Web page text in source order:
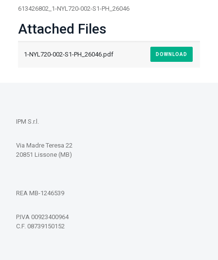
613426802_1-NYL720-002-S1-PH_26046
Attached Files
1-NYL720-002-S1-PH_26046.pdf DOWNLOAD
IPM S.r.l.
Via Madre Teresa 22
20851 Lissone (MB)
REA MB-1246539
P.IVA 00923400964
C.F. 08739150152